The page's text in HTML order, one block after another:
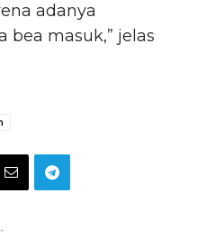
adanya
bea masuk,” jelas